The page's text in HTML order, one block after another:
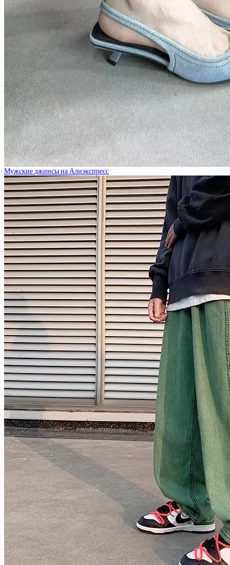
Мужские джинсы на Алиэкспресс